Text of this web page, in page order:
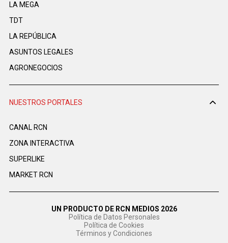
LA MEGA
TDT
LA REPÚBLICA
ASUNTOS LEGALES
AGRONEGOCIOS
NUESTROS PORTALES
CANAL RCN
ZONA INTERACTIVA
SUPERLIKE
MARKET RCN
UN PRODUCTO DE RCN MEDIOS 2026
Política de Datos Personales
Política de Cookies
Términos y Condiciones